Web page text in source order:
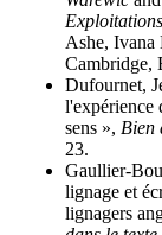
Ashe, Ivana
Cambridge,
Dufournet,
l'expérience
sens », Bien
23.
Gaullier-
lignage et
lignagers